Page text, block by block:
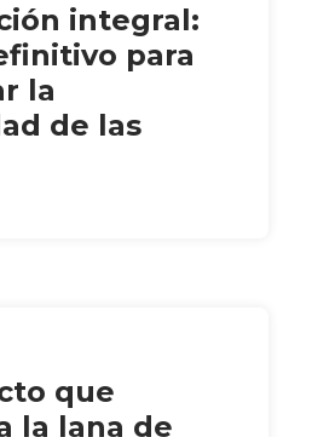
integral:
para
la
de las
que
la lana de